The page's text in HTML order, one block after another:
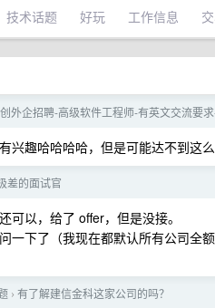
技术话题 好玩 工作信息
外企招聘-高级软件工程师-有英文交流要
兴趣哈哈哈哈，但是可能达不到这
差的面试官
可以，给了 offer，但是没接。
一下了（我现在都默认所有公司全
› 有了解建信金科这家公司的吗？